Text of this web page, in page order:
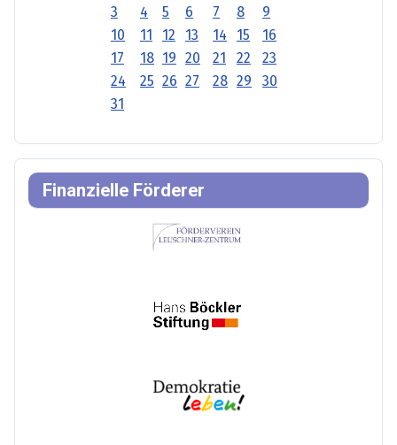
3
4 5 6 7 8
9
10
11 12 13 14 15
16
17
18 19 20 21 22
23
24
25 26 27 28 29
30
31
Finanzielle Förderer